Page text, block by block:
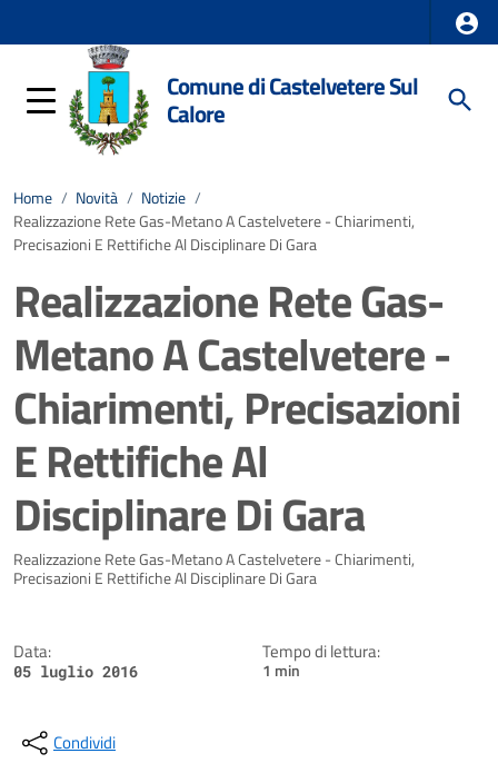
Comune di Castelvetere Sul
Calore
Home / Novità / Notizie /
Realizzazione Rete Gas-Metano A Castelvetere - Chiarimenti,
Precisazioni E Rettifiche Al Disciplinare Di Gara
Realizzazione Rete Gas-
Metano A Castelvetere -
Chiarimenti, Precisazioni
E Rettifiche Al
Disciplinare Di Gara
Dettagli della notizia
Realizzazione Rete Gas-Metano A Castelvetere - Chiarimenti,
Precisazioni E Rettifiche Al Disciplinare Di Gara
Data:
05 luglio 2016
Tempo di lettura:
1 min
Condividi